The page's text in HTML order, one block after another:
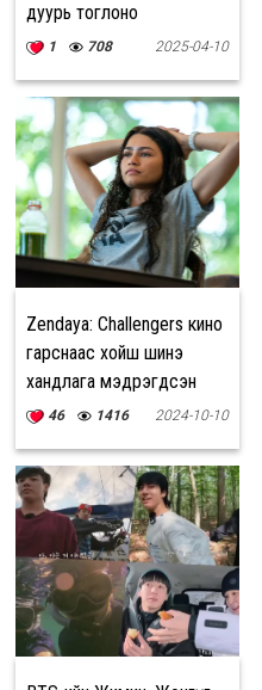
дуурь тоглоно
1 708 2025-04-10
Zendaya: Challengers кино
гарснаас хойш шинэ
хандлага мэдрэгдсэн
46 1416 2024-10-10